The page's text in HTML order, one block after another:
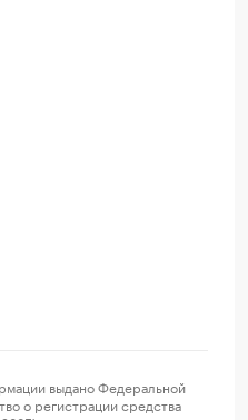
выдано Федеральной
о регистрации средства